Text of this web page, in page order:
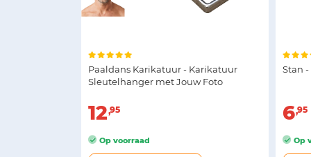
Paaldans Karikatuur - Karikatuur
Sleutelhanger met Jouw Foto
12 95
Op voorraad
Stan
6 95
Op